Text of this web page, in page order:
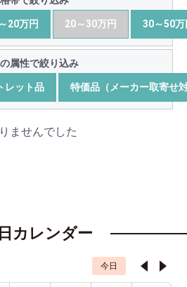
20万円 20～30万円 30～50万
属性で絞り込み
レット品 特価品（メーカー取寄せ
ませんでした
カレンダー
今日